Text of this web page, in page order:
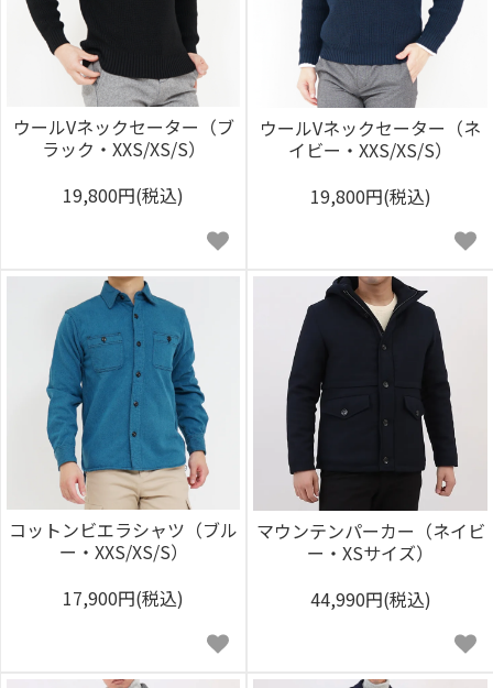
ウールVネックセーター（ブ
ラック・XXS/XS/S）
19,800円(税込)
ウールVネックセーター（ネ
イビー・XXS/XS/S）
19,800円(税込)
コットンビエラシャツ（ブル
ー・XXS/XS/S）
17,900円(税込)
マウンテンパーカー（ネイビ
ー・XSサイズ）
44,990円(税込)